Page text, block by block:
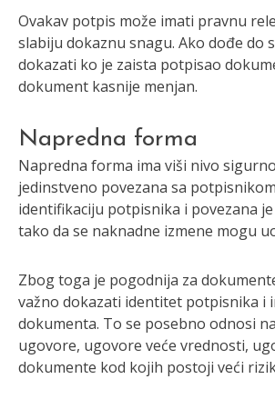
Ovakav potpis može imati pravnu
slabiju dokaznu snagu. Ako dođe do
dokazati ko je zaista potpisao
dokument kasnije menjan.
Napredna forma
Napredna forma ima viši nivo
jedinstveno povezana sa
identifikaciju potpisnika i povezana
tako da se naknadne izmene mogu
Zbog toga je pogodnija za
važno dokazati identitet potpisnika i
dokumenta. To se posebno odnosi
ugovore, ugovore veće vrednosti,
dokumente kod kojih postoji veći